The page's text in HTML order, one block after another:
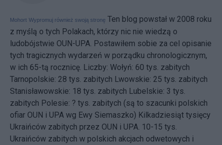
Mohort Wypromuj również swoją stronę Ten blog powstał w 2008 roku
z myślą o tych Polakach, którzy nic nie wiedzą o
ludobójstwie OUN-UPA. Postawiłem sobie za cel opisanie
tych tragicznych wydarzeń w porządku chronologicznym,
w ich 65-tą rocznicę. Liczby: Wołyń: 60 tys. zabitych
Tarnopolskie: 28 tys. zabitych Lwowskie: 25 tys. zabitych
Stanisławowskie: 18 tys. zabitych Lubelskie: 3 tys.
zabitych Polesie: ? tys. zabitych (są to szacunki polskich
ofiar OUN i UPA wg Ewy Siemaszko) Kilkadziesiąt tysięcy
Ukraińców zabitych przez OUN i UPA. 10-15 tys.
Ukraińców zabitych w polskich akcjach odwetowych i